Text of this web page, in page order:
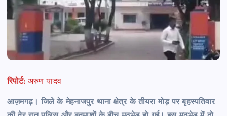
रिपोर्ट: अरुण यादव
आज़मगढ़। जिले के मेहनाजपुर थाना क्षेत्र के तीयरा मोड़ पर बृहस्पतिवार